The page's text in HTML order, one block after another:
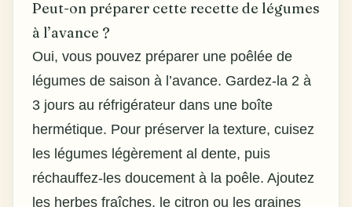
Peut-on préparer cette recette de légumes
à l’avance ?
Oui, vous pouvez préparer une poêlée de
légumes de saison à l’avance. Gardez-la 2 à
3 jours au réfrigérateur dans une boîte
hermétique. Pour préserver la texture, cuisez
les légumes légèrement al dente, puis
réchauffez-les doucement à la poêle. Ajoutez
les herbes fraîches, le citron ou les graines